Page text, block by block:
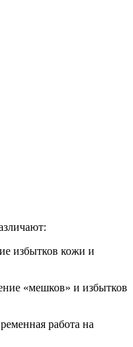
избытков кожи и
«мешков» и избытков
работа на